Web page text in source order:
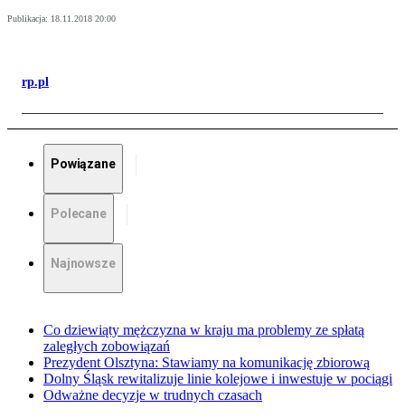
Publikacja: 18.11.2018 20:00
rp.pl
Powiązane
Polecane
Najnowsze
Co dziewiąty mężczyzna w kraju ma problemy ze spłatą
zaległych zobowiązań
Prezydent Olsztyna: Stawiamy na komunikację zbiorową
Dolny Śląsk rewitalizuje linie kolejowe i inwestuje w pociągi
Odważne decyzje w trudnych czasach